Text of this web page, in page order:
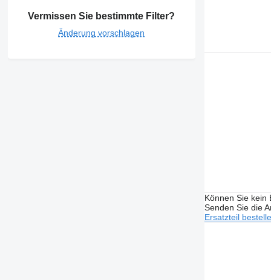
Vermissen Sie bestimmte Filter?
Änderung vorschlagen
Können Sie kein
Senden Sie die
Ersatzteil